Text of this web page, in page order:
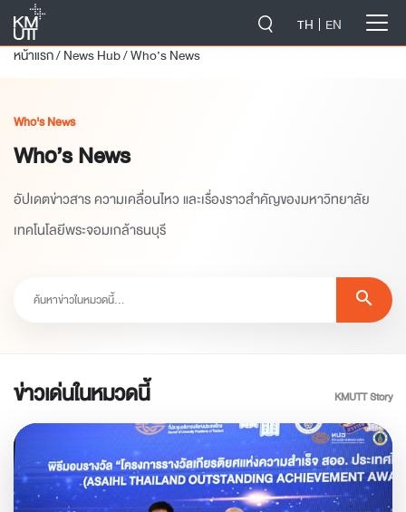
TH
EN
หน้าแรก/News Hub/Who’s News
Who's News
Who’s News
อัปเดตข่าวสาร ความเคลื่อนไหว และเรื่องราวสำคัญของมหาวิทยาลัย
เทคโนโลยีพระจอมเกล้าธนบุรี
search
ข่าวเด่นในหมวดนี้ KMUTT Story